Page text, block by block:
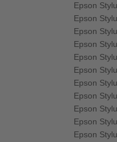
Epson
Epson
Epson
Epson
Epson
Epson
Epson
Epson
Epson
Epson
Epson